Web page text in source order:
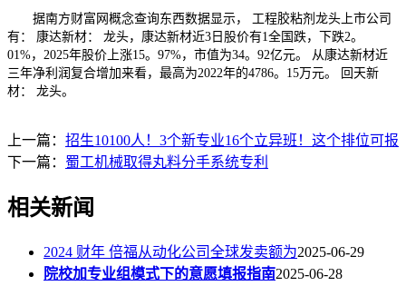
据南方财富网概念查询东西数据显示， 工程胶粘剂龙头上市公司
有： 康达新材： 龙头，康达新材近3日股价有1全国跌，下跌2。
01%，2025年股价上涨15。97%，市值为34。92亿元。 从康达新材近
三年净利润复合增加来看，最高为2022年的4786。15万元。 回天新
材： 龙头。
上一篇： 招生10100人！3个新专业16个立异班！这个排位可报
下一篇： 蜀工机械取得丸料分手系统专利
相关新闻
2024 财年 倍福从动化公司全球发卖额为2025-06-29
院校加专业组模式下的意愿填报指南2025-06-28